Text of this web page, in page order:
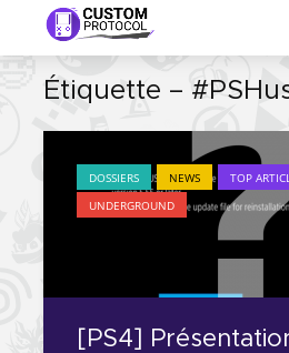
Étiquette –
DOSSIERS NEWS
TOP
UNDERGROUND
[PS4]